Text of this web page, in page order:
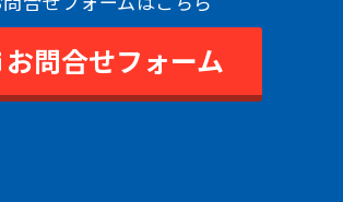
お問合せフォーム